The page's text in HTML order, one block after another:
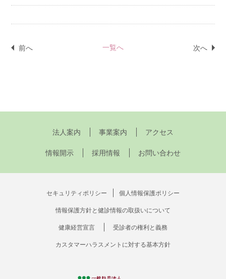
前へ 一覧へ 次へ
法人案内 事業案内 アクセス
情報開示 採用情報 お問い合わせ
セキュリティポリシー 個人情報保護ポリシー
情報保護方針と健診情報の取扱いについて
健康経営宣言 受診者の権利と義務
カスタマーハラスメントに対する基本方針